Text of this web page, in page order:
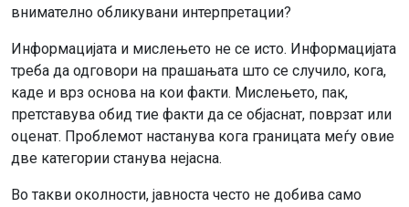
внимателно обликувани интерпретации?
Информацијата и мислењето не се исто. Информацијата
треба да одговори на прашањата што се случило, кога,
каде и врз основа на кои факти. Мислењето, пак,
претставува обид тие факти да се објаснат, поврзат или
оценат. Проблемот настанува кога границата меѓу овие
две категории станува нејасна.
Во такви околности, јавноста често не добива само